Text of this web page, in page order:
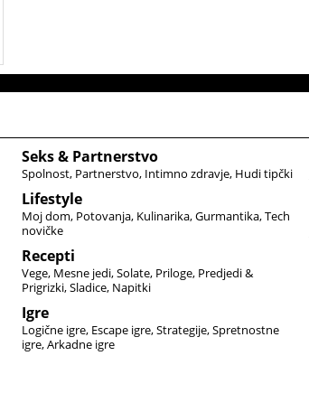
Seks & Partnerstvo
Spolnost Partnerstvo Intimno zdravje Hudi tipčki
Lifestyle
Moj dom Potovanja Kulinarika Gurmantika Tech
novičke
Recepti
Vege Mesne jedi Solate Priloge Predjedi &
Prigrizki Sladice Napitki
Igre
Logične igre Escape igre Strategije Spretnostne
igre Arkadne igre